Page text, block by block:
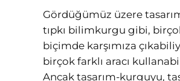
Gördüğümüz üzere
tıpkı bilimkurgu gibi,
biçimde karşımıza
birçok farklı aracı
Ancak tasarım-kurguyu,